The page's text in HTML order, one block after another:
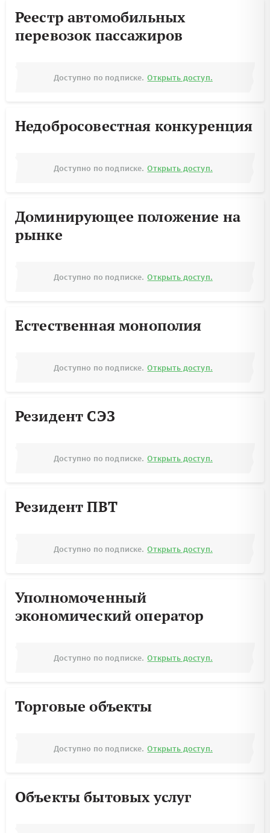
Реестр автомобильных
перевозок пассажиров
Доступно по подписке. Открыть доступ.
Недобросовестная конкуренция
Доступно по подписке. Открыть доступ.
Доминирующее положение на
рынке
Доступно по подписке. Открыть доступ.
Естественная монополия
Доступно по подписке. Открыть доступ.
Резидент СЭЗ
Доступно по подписке. Открыть доступ.
Резидент ПВТ
Доступно по подписке. Открыть доступ.
Уполномоченный
экономический оператор
Доступно по подписке. Открыть доступ.
Торговые объекты
Доступно по подписке. Открыть доступ.
Объекты бытовых услуг